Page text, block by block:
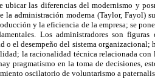
ubicar las diferencias del modernismo y
la administración moderna (Taylor, Fayol)
y la eficiencia de la empresa; se
Los administradores son
o el desempeño del sistema
la racionalidad técnica relacionada
pragmatismo en la toma de decisiones,
oscilatorio de voluntarismo a